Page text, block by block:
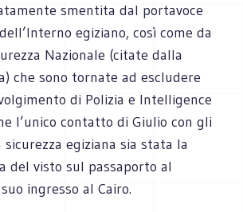
smentita dal portavoce
egiziano, così come da
Nazionale (citate dalla
che sono tornate ad escludere
di Polizia e Intelligence
l’unico contatto di Giulio con gli
egiziana sia stata la
del visto sul passaporto al
ingresso al Cairo.